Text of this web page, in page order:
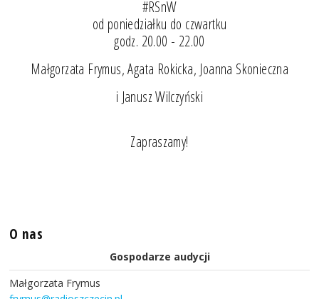
#RSnW
od poniedziałku do czwartku
godz. 20.00 - 22.00
Małgorzata Frymus, Agata Rokicka, Joanna Skonieczna
i Janusz Wilczyński
Zapraszamy!
O nas
Gospodarze audycji
Małgorzata Frymus